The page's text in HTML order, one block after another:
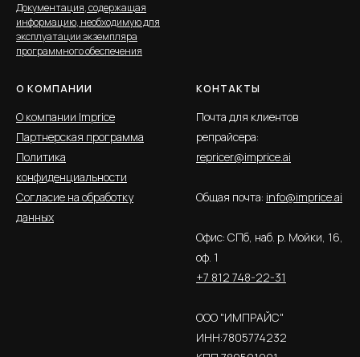
Документация, содержащая
информацию, необходимую для
эксплуатации экземпляра
программного обеспечения
О КОМПАНИИ
О компании Imprice
Партнерская программа
Политика
конфиденциальности
Согласие на обработку
данных
КОНТАКТЫ
Почта для клиентов
репрайсера:
repricer@imprice.ai
Общая почта: info@imprice.ai
Офис: СПб, наб. р. Мойки, 16,
оф. 1
+7 812 748-22-31
ООО "ИМПРАЙС"
ИНН:7805774232